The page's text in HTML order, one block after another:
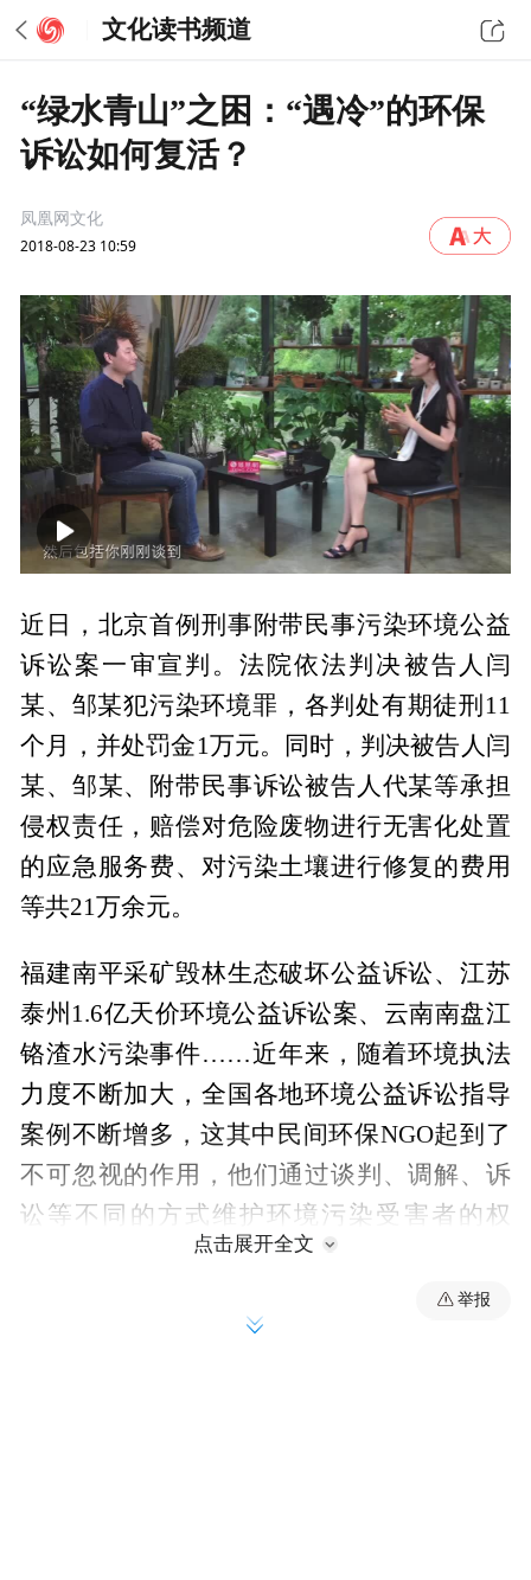
文化读书频道
“绿水青山”之困：“遇冷”的环保
诉讼如何复活？
凤凰网文化
2018-08-23 10:59
00:00 23:31
近日，北京首例刑事附带民事污染环境公益
诉讼案一审宣判。法院依法判决被告人闫
某、邹某犯污染环境罪，各判处有期徒刑11
个月，并处罚金1万元。同时，判决被告人闫
某、邹某、附带民事诉讼被告人代某等承担
侵权责任，赔偿对危险废物进行无害化处置
的应急服务费、对污染土壤进行修复的费用
等共21万余元。
福建南平采矿毁林生态破坏公益诉讼、江苏
泰州1.6亿天价环境公益诉讼案、云南南盘江
铬渣水污染事件……近年来，随着环境执法
力度不断加大，全国各地环境公益诉讼指导
案例不断增多，这其中民间环保NGO起到了
不可忽视的作用，他们通过谈判、调解、诉
讼等不同的方式维护环境污染受害者的权
益。本期凤凰网《舍得智慧讲堂》，邀请自
然之友总干事张伯驹和我们聊一聊一位民间
专职环保行动者的思考。
点击展开全文
举报